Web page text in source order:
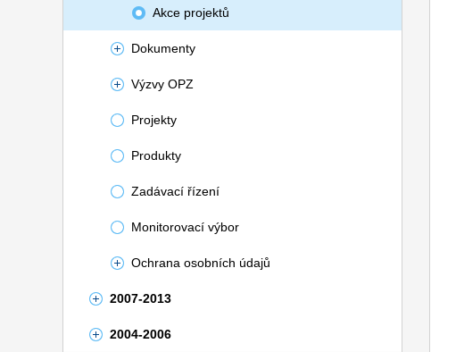
Akce projektů
Dokumenty
Výzvy OPZ
Projekty
Produkty
Zadávací řízení
Monitorovací výbor
Ochrana osobních údajů
2007-2013
2004-2006